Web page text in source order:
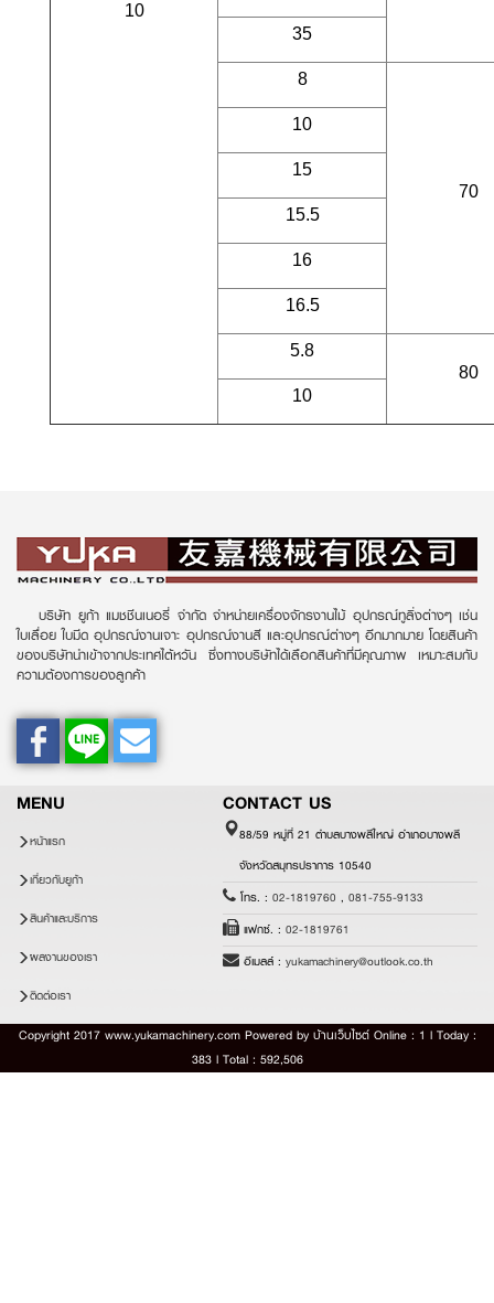
10
35
8
70
10
15
15.5
16
16.5
5.8
80
10
บริษัท ยูก้า แมชชีนเนอรี่ จำกัด จำหน่ายเครื่องจักรงานไม้ อุปกรณ์ทูลิ่งต่างๆ เช่น
ใบเลื่อย ใบมีด อุปกรณ์งานเจาะ อุปกรณ์งานสี และอุปกรณ์ต่างๆ อีกมากมาย โดยสินค้า
ของบริษัทนำเข้าจากประเทศไต้หวัน ซึ่งทางบริษัทได้เลือกสินค้าที่มีคุณภาพ เหมาะสมกับ
ความต้องการของลูกค้า
MENU
หน้าแรก
เกี่ยวกับยูก้า
สินค้าและบริการ
ผลงานของเรา
ติดต่อเรา
CONTACT US
88/59 หมู่ที่ 21 ตำบลบางพลีใหญ่ อำเภอบางพลี
จังหวัดสมุทรปราการ 10540
โทร. : 02-1819760 , 081-755-9133
แฟกซ์. : 02-1819761
อีเมลล์ : yukamachinery@outlook.co.th
Copyright 2017 www.yukamachinery.com Powered by บ้านเว็บไซต์Online : 1 l Today :
383 l Total : 592,506